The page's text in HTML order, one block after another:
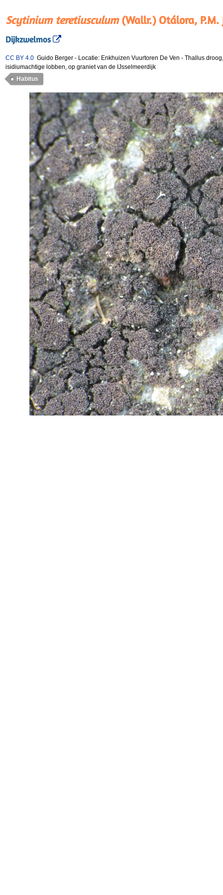
Scytinium teretiusculum(Wallr.) Otálora, P.M.
Dijkzwelmos
CC BY 4.0 Guido Berger - Locatie: Enkhuizen Vuurtoren De Ven - Thallus
isidiumachtige lobben, op graniet van de IJsselmeerdijk
Habitus